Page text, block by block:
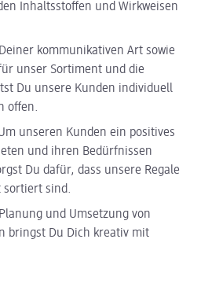
Inhaltsstoffen und Wirkweisen
kommunikativen Art sowie
unser Sortiment und die
Du unsere Kunden individuell
offen.
unseren Kunden ein positives
und ihren Bedürfnissen
Du dafür, dass unsere Regale
sortiert sind.
und Umsetzung von
bringst Du Dich kreativ mit